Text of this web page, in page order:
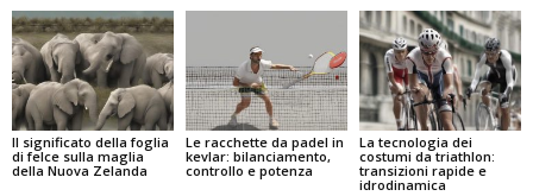
Il significato della foglia
di felce sulla maglia
della Nuova Zelanda
Le racchette da padel in
kevlar: bilanciamento,
controllo e potenza
La tecnologia dei
costumi da triathlon:
transizioni rapide e
idrodinamica